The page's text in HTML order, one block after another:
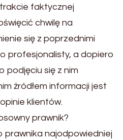
faktycznej
chwilę na
się z poprzednimi
profesjonalisty, a dopiero
podjęciu się z nim
źródłem informacji jest
klientów.
prawnik?
prawnika najodpowiedniej